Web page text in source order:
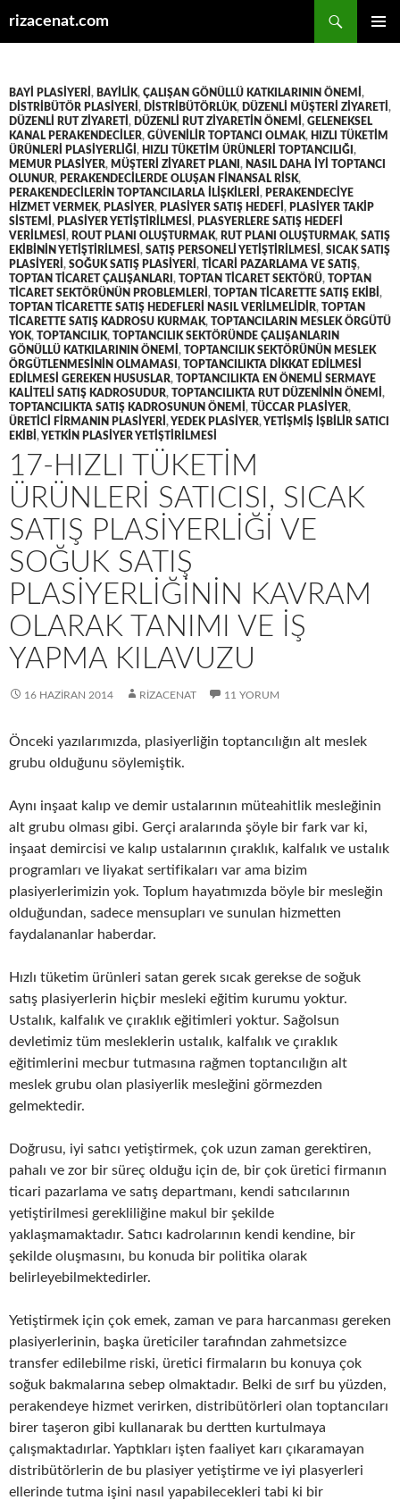
rizacenat.com
BAYI PLASIYERI , BAYILIK, ÇALIŞAN GÖNÜLLÜ KATKILARININ ÖNEMI ,
DISTRIBÜTÖR PLASIYERI , DISTRIBÜTÖRLÜK, DÜZENLI MÜŞTERI ZIYARETI ,
DÜZENLI RUT ZIYARETI , DÜZENLI RUT ZIYARETIN ÖNEMI , GELENEKSEL
KANAL PERAKENDECILER, GÜVENILIR TOPTANCI OLMAK, HIZLI TÜKETIM
ÜRÜNLERI PLASIYERLIĞI , HIZLI TÜKETIM ÜRÜNLERI TOPTANCILIĞI ,
MEMUR PLASIYER, MÜŞTERI ZIYARET PLANI , NASIL DAHA IYI TOPTANCI
OLUNUR, PERAKENDECILERDE OLUŞAN FINANSAL RISK,
PERAKENDECILERIN TOPTANCILARLA ILIŞKILERI , PERAKENDECIYE
HIZMET VERMEK, PLASIYER, PLASIYER SATIŞ HEDEFI , PLASIYER TAKIP
SISTEMI , PLASIYER YETIŞTIRILMESI , PLASYERLERE SATIŞ HEDEFI
VERILMESI , ROUT PLANI OLUŞTURMAK, RUT PLANI OLUŞTURMAK, SATIŞ
EKIBININ YETIŞTIRILMESI , SATIŞ PERSONELI YETIŞTIRILMESI , SICAK SATIŞ
PLASIYERI , SOĞUK SATIŞ PLASIYERI , TICARI PAZARLAMA VE SATIŞ,
TOPTAN TICARET ÇALIŞANLARI , TOPTAN TICARET SEKTÖRÜ, TOPTAN
TICARET SEKTÖRÜNÜN PROBLEMLERI , TOPTAN TICARETTE SATIŞ EKIBI ,
TOPTAN TICARETTE SATIŞ HEDEFLERI NASIL VERILMELIDIR, TOPTAN
TICARETTE SATIŞ KADROSU KURMAK, TOPTANCILARIN MESLEK ÖRGÜTÜ
YOK, TOPTANCILIK, TOPTANCILIK SEKTÖRÜNDE ÇALIŞANLARIN
GÖNÜLLÜ KATKILARININ ÖNEMI , TOPTANCILIK SEKTÖRÜNÜN MESLEK
ÖRGÜTLENMESININ OLMAMASI , TOPTANCILIKTA DIKKAT EDILMESI
EDILMESI GEREKEN HUSUSLAR, TOPTANCILIKTA EN ÖNEMLI SERMAYE
KALITELI SATIŞ KADROSUDUR, TOPTANCILIKTA RUT DÜZENININ ÖNEMI ,
TOPTANCILIKTA SATIŞ KADROSUNUN ÖNEMI , TÜCCAR PLASIYER,
ÜRETICI FIRMANIN PLASIYERI ,YEDEK PLASIYER,YETIŞMIŞ IŞBILIR SATICI
EKIBI ,YETKIN PLASIYER YETIŞTIRILMESI
17-HIZLI TÜKETIM
ÜRÜNLERI SATICISI, SICAK
SATIŞ PLASIYERLIĞI VE
SOĞUK SATIŞ
PLASIYERLIĞININ KAVRAM
OLARAK TANIMI VE IŞ
YAPMA KILAVUZU
16 HAZIRAN 2014 RIZACENAT 11 YORUM
Önceki yazılarımızda, plasiyerliğin toptancılığın alt meslek
grubu olduğunu söylemiştik.
Aynı inşaat kalıp ve demir ustalarının müteahitlik mesleğinin
alt grubu olması gibi. Gerçi aralarında şöyle bir fark var ki,
inşaat demircisi ve kalıp ustalarının çıraklık, kalfalık ve ustalık
programları ve liyakat sertifikaları var ama bizim
plasiyerlerimizin yok. Toplum hayatımızda böyle bir mesleğin
olduğundan, sadece mensupları ve sunulan hizmetten
faydalananlar haberdar.
Hızlı tüketim ürünleri satan gerek sıcak gerekse de soğuk
satış plasiyerlerin hiçbir mesleki eğitim kurumu yoktur.
Ustalık, kalfalık ve çıraklık eğitimleri yoktur. Sağolsun
devletimiz tüm mesleklerin ustalık, kalfalık ve çıraklık
eğitimlerini mecbur tutmasına rağmen toptancılığın alt
meslek grubu olan plasiyerlik mesleğini görmezden
gelmektedir.
Doğrusu, iyi satıcı yetiştirmek, çok uzun zaman gerektiren,
pahalı ve zor bir süreç olduğu için de, bir çok üretici firmanın
ticari pazarlama ve satış departmanı, kendi satıcılarının
yetiştirilmesi gerekliliğine makul bir şekilde
yaklaşmamaktadır. Satıcı kadrolarının kendi kendine, bir
şekilde oluşmasını, bu konuda bir politika olarak
belirleyebilmektedirler.
Yetiştirmek için çok emek, zaman ve para harcanması gereken
plasiyerlerinin, başka üreticiler tarafından zahmetsizce
transfer edilebilme riski, üretici firmaların bu konuya çok
soğuk bakmalarına sebep olmaktadır. Belki de sırf bu yüzden,
perakendeye hizmet verirken, distribütörleri olan toptancıları
birer taşeron gibi kullanarak bu dertten kurtulmaya
çalışmaktadırlar. Yaptıkları işten faaliyet karı çıkaramayan
distribütörlerin de bu plasiyer yetiştirme ve iyi plasyerleri
ellerinde tutma işini nasıl yapabilecekleri tabi ki bir